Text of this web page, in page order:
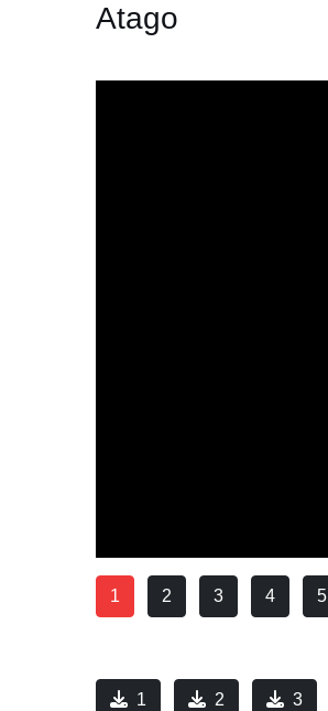
Atago
1 2 3 4 5
1 2 3